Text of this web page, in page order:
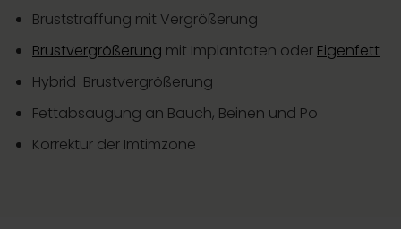
Bruststraffung mit Vergrößerung
Brustvergrößerung mit Implantaten oder Eigenfett
Hybrid-Brustvergrößerung
Fettabsaugung an Bauch, Beinen und Po
Korrektur der Imtimzone